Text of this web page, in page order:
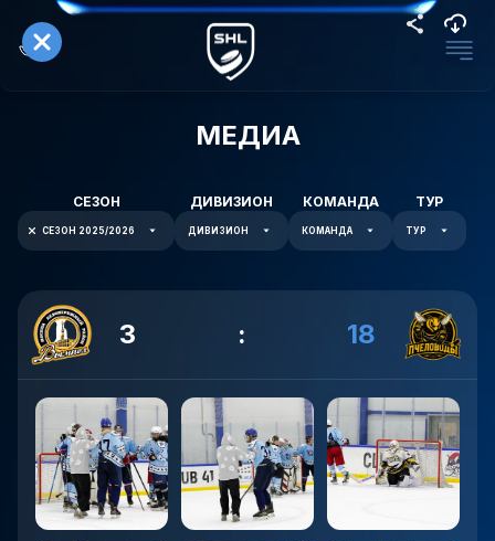
МЕДИА
СЕЗОН
СЕЗОН 2025/2026
ДИВИЗИОН
ДИВИЗИОН
КОМАНДА
КОМАНДА
ТУР
ТУР
3 : 18